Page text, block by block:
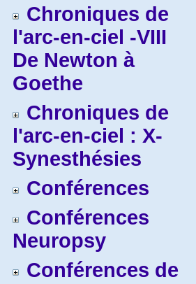
Chroniques de
l'arc-en-ciel -VIII
De Newton à
Goethe
Chroniques de
l'arc-en-ciel : X-
Synesthésies
Conférences
Conférences
Neuropsy
Conférences de